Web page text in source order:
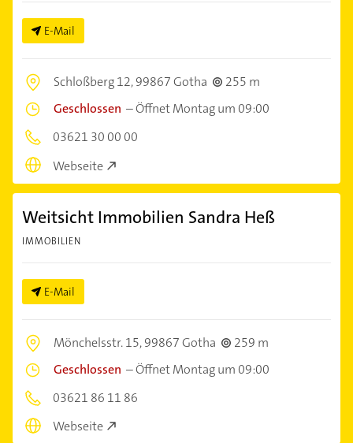
E-Mail
Schloßberg 12,99867 Gotha
255 m
Geschlossen –Öffnet Montag um 09:00
03621 30 00 00
Webseite
Weitsicht Immobilien Sandra Heß
IMMOBILIEN
E-Mail
Mönchelsstr. 15,99867 Gotha
259 m
Geschlossen –Öffnet Montag um 09:00
03621 86 11 86
Webseite